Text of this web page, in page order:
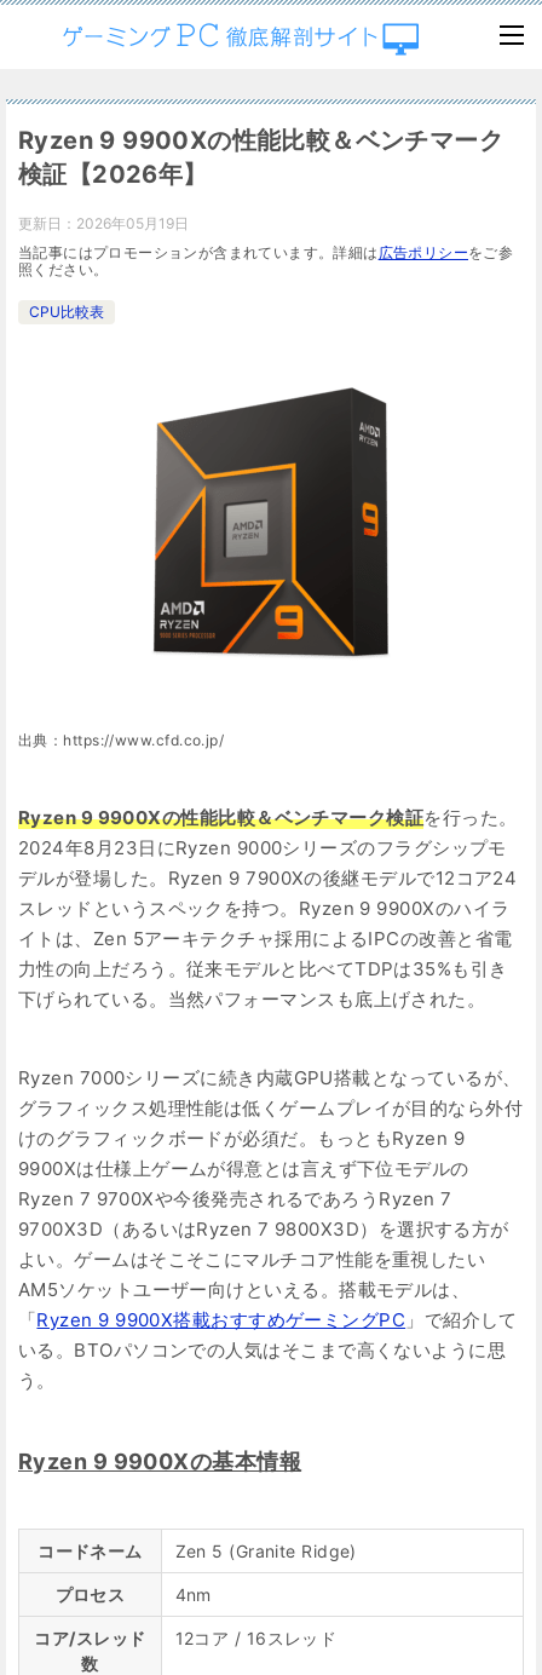
Ryzen 9 9900Xの性能比較＆ベンチマーク
検証【2026年】
更新日： 2026年05月19日
当記事にはプロモーションが含まれています。詳細は 広告ポリシーをご参
照ください。
CPU比較表
出典：https://www.cfd.co.jp/
Ryzen 9 9900Xの性能比較＆ベンチマーク検証を行った。
2024年8月23日にRyzen 9000シリーズのフラグシップモ
デルが登場した。Ryzen 9 7900Xの後継モデルで12コア24
スレッドというスペックを持つ。Ryzen 9 9900Xのハイラ
イトは、Zen 5アーキテクチャ採用によるIPCの改善と省電
力性の向上だろう。従来モデルと比べてTDPは35%も引き
下げられている。当然パフォーマンスも底上げされた。
Ryzen 7000シリーズに続き内蔵GPU搭載となっているが、
グラフィックス処理性能は低くゲームプレイが目的なら外付
けのグラフィックボードが必須だ。もっともRyzen 9
9900Xは仕様上ゲームが得意とは言えず下位モデルの
Ryzen 7 9700Xや今後発売されるであろうRyzen 7
9700X3D（あるいはRyzen 7 9800X3D）を選択する方が
よい。ゲームはそこそこにマルチコア性能を重視したい
AM5ソケットユーザー向けといえる。搭載モデルは、
「Ryzen 9 9900X搭載おすすめゲーミングPC 」で紹介して
いる。BTOパソコンでの人気はそこまで高くないように思
う。
Ryzen 9 9900Xの基本情報
コードネーム Zen 5 (Granite Ridge)
プロセス 4nm
コア/スレッド
数
12コア / 16スレッド